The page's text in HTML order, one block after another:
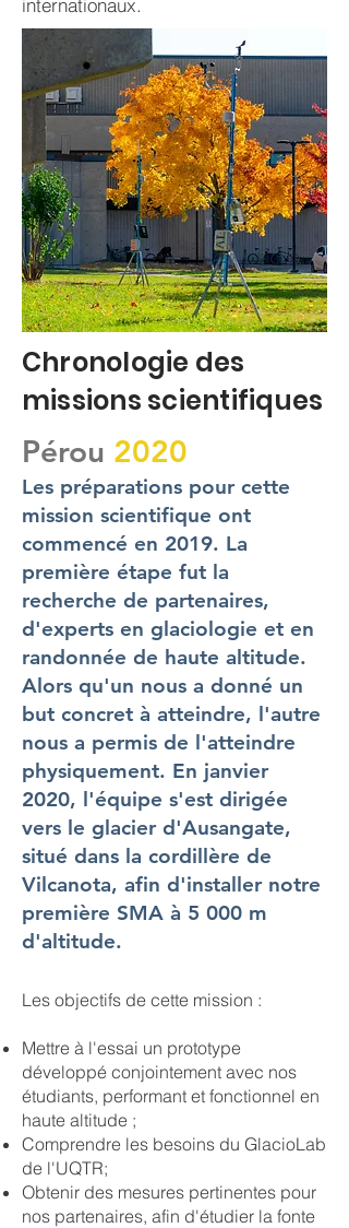
internationaux.
Chronologie des
missions scientifiques
Pérou 2020
Les préparations pour cette
mission scientifique ont
commencé en 2019. La
première étape fut la
recherche de partenaires,
d'experts en glaciologie et en
randonnée de haute altitude.
Alors qu'un nous a donné un
but concret à atteindre, l'autre
nous a permis de l'atteindre
physiquement. En janvier
2020, l'équipe s'est dirigée
vers le glacier d'Ausangate,
situé dans la cordillère de
Vilcanota, afin d'installer notre
première SMA à 5 000 m
d'altitude.
Les objectifs de cette mission :
Mettre à l'essai un prototype
développé conjointement avec nos
étudiants, performant et fonctionnel en
haute altitude ;
Comprendre les besoins du GlacioLab
de l'UQTR;
Obtenir des mesures pertinentes pour
nos partenaires, afin d'étudier la fonte